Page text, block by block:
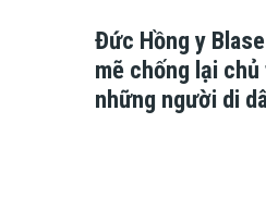
Đức Hồng y
mẽ chống lại
những người di